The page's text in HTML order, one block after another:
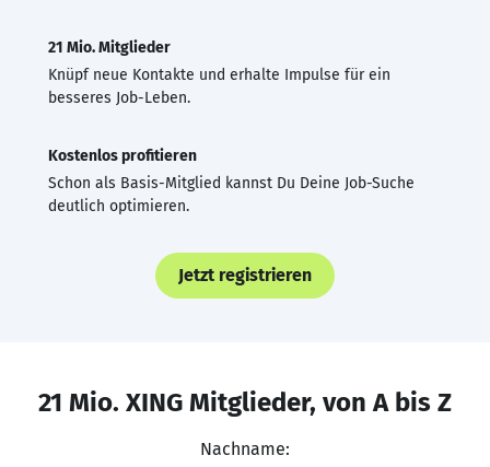
21 Mio. Mitglieder
Knüpf neue Kontakte und erhalte Impulse für ein
besseres Job-Leben.
Kostenlos profitieren
Schon als Basis-Mitglied kannst Du Deine Job-Suche
deutlich optimieren.
Jetzt registrieren
21 Mio. XING Mitglieder, von A bis Z
Nachname: